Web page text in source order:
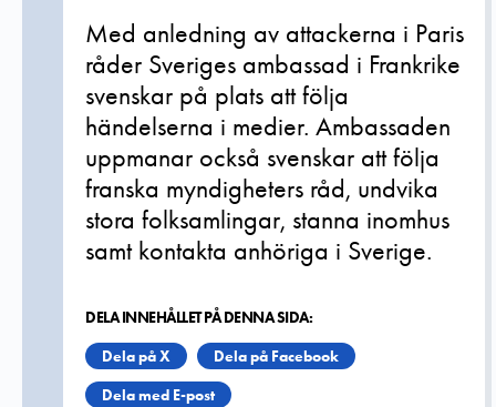
Med anledning av attackerna i Paris
råder Sveriges ambassad i Frankrike
svenskar på plats att följa
händelserna i medier. Ambassaden
uppmanar också svenskar att följa
franska myndigheters råd, undvika
stora folksamlingar, stanna inomhus
samt kontakta anhöriga i Sverige.
DELA INNEHÅLLET PÅ DENNA SIDA:
Dela på X
Dela på Facebook
Dela med E-post